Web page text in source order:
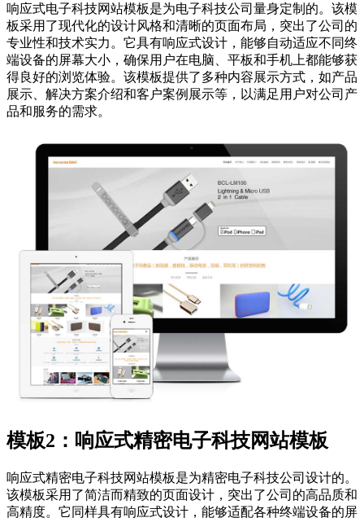
响应式电子科技网站模板是为电子科技公司量身定制的。该模
板采用了现代化的设计风格和清晰的页面布局，突出了公司的
专业性和技术实力。它具有响应式设计，能够自动适应不同终
端设备的屏幕大小，确保用户在电脑、平板和手机上都能够获
得良好的浏览体验。该模板提供了多种内容展示方式，如产品
展示、解决方案介绍和客户案例展示等，以满足用户对公司产
品和服务的需求。
模板2：响应式精密电子科技网站模板
响应式精密电子科技网站模板是为精密电子科技公司设计的。
该模板采用了简洁而精致的页面设计，突出了公司的高品质和
高精度。它同样具有响应式设计，能够适配各种终端设备的屏